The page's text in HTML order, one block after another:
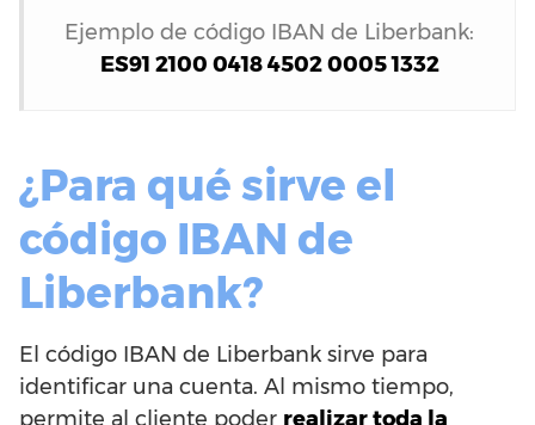
Ejemplo de código IBAN de Liberbank:
ES91 2100 0418 4502 0005 1332
¿Para qué sirve el
código IBAN de
Liberbank?
El código IBAN de Liberbank sirve para
identificar una cuenta. Al mismo tiempo,
permite al cliente poder realizar toda la